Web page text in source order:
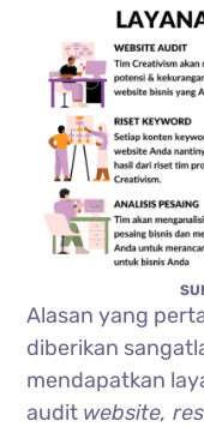
Alasan yang
diberikan
mendapatkan
audit website,